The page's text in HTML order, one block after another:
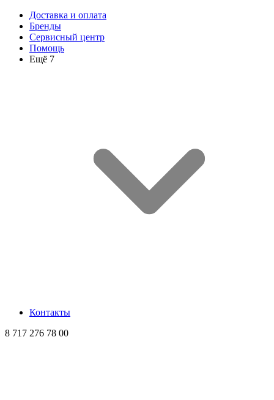
Доставка и оплата
Бренды
Сервисный центр
Помощь
Ещё 7
Контакты
8 717 276 78 00